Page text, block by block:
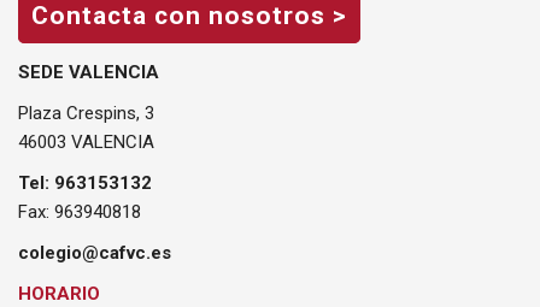
Contacta con nosotros >
SEDE VALENCIA
Plaza Crespins, 3
46003 VALENCIA
Tel: 963153132
Fax: 963940818
colegio@cafvc.es
HORARIO